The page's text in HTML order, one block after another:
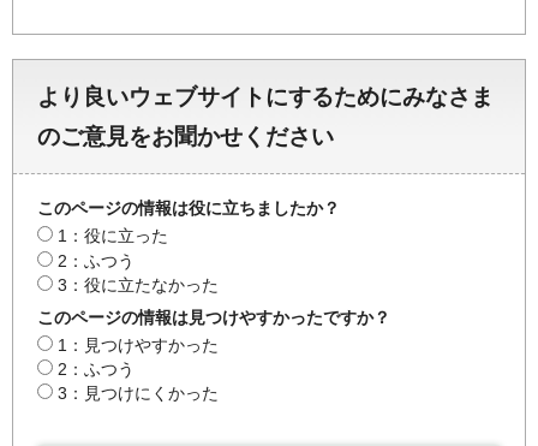
より良いウェブサイトにするためにみなさま
のご意見をお聞かせください
このページの情報は役に立ちましたか？
1：役に立った
2：ふつう
3：役に立たなかった
このページの情報は見つけやすかったですか？
1：見つけやすかった
2：ふつう
3：見つけにくかった